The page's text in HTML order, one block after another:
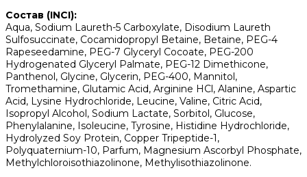
Состав (INCI):
Aqua, Sodium Laureth-5 Carboxylate, Disodium Laureth
Sulfosuccinate, Cocamidopropyl Betaine, Betaine, PEG-4
Rapeseedamine, PEG-7 Glyceryl Cocoate, PEG-200
Hydrogenated Glyceryl Palmate, PEG-12 Dimethicone,
Panthenol, Glycine, Glycerin, PEG-400, Mannitol,
Tromethamine, Glutamic Acid, Arginine HCl, Alanine, Aspartic
Acid, Lysine Hydrochloride, Leucine, Valine, Citric Acid,
Isopropyl Alcohol, Sodium Lactate, Sorbitol, Glucose,
Phenylalanine, Isoleucine, Tyrosine, Histidine Hydrochloride,
Hydrolyzed Soy Protein, Copper Tripeptide-1,
Polyquaternium-10, Parfum, Magnesium Ascorbyl Phosphate,
Methylchloroisothiazolinone, Methylisothiazolinone.